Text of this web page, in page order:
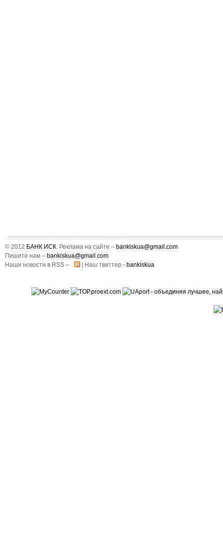
© 2012 БАНК ИСК. Реклама на сайте – bankiskua@gmail.com
Пишите нам – bankiskua@gmail.com
Наши новости в RSS –
| Наш твиттер - bankiskua